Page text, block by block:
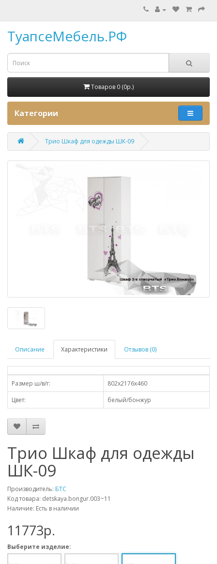
ТуапсеМебель.РФ
Товаров 0 (0p.)
Категории
Трио Шкаф для одежды ШК-09
Описание Характеристики Отзывов (0)
Размер ш/в/г:
802х2176х460
Цвет:
белый/бонжур
Трио Шкаф для одежды
ШК-09
Производитель: БТС
Код товара: detskaya.bongur.003~11
Наличие: Есть в наличии
11773p.
Выберите изделие: